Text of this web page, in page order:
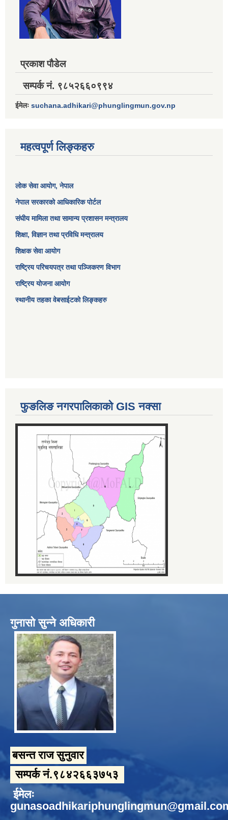
प्रकाश पौडेल
सम्पर्क नं. ९८५२६६०९९४
ईमेलः suchana.adhikari@phunglingmun.gov.np
महत्वपूर्ण लिङ्कहरु
लोक सेवा आयोग, नेपाल
नेपाल सरकारको आधिकारिक पोर्टल
संघीय मामिला तथा सामान्य प्रशासन मन्त्रालय
शिक्षा, विज्ञान तथा प्रविधि मन्त्रालय
शिक्षक सेवा आयोग
राष्ट्रिय परिचयपत्र तथा पञ्जिकरण विभाग
राष्ट्रिय योजना आयोग
स्थानीय तहका वेबसाईटको लिङ्कहरु
फुङलिङ नगरपालिकाको GIS नक्सा
गुनासो सुन्ने अधिकारी
बसन्त राज सुनुवार
सम्पर्क नं.९८४२६६३७५३
ईमेलः